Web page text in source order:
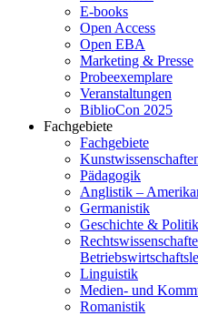
E-books
Open Access
Open EBA
Marketing & Presse
Probeexemplare
Veranstaltungen
BiblioCon 2025
Fachgebiete
Fachgebiete
Pädagogik
Anglistik –
Germanistik
Geschichte &
Linguistik
Medien- und
Romanistik